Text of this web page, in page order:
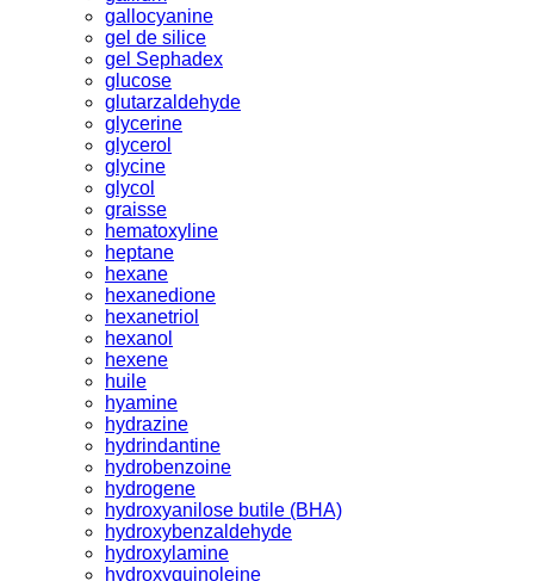
gallocyanine
gel de silice
gel Sephadex
glucose
glutarzaldehyde
glycerine
glycerol
glycine
glycol
graisse
hematoxyline
heptane
hexane
hexanedione
hexanetriol
hexanol
hexene
huile
hyamine
hydrazine
hydrindantine
hydrobenzoine
hydrogene
hydroxyanilose butile (BHA)
hydroxybenzaldehyde
hydroxylamine
hydroxyquinoleine